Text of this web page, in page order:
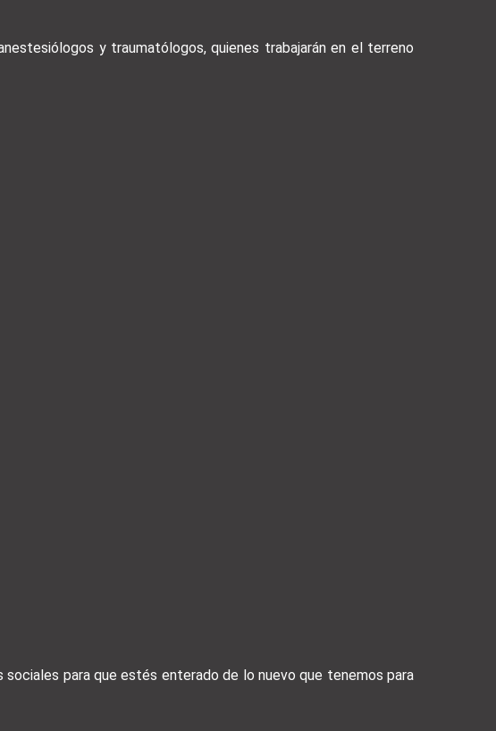
y traumatólogos, quienes trabajarán en el terreno
para que estés enterado de lo nuevo que tenemos para